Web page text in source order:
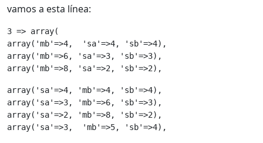
vamos a esta línea:
3 => array(
array('mb'=>4,  'sa'=>4, 'sb'=>4),
array('mb'=>6, 'sa'=>3, 'sb'=>3),
array('mb'=>8, 'sa'=>2, 'sb'=>2),
array('sa'=>4, 'mb'=>4, 'sb'=>4),
array('sa'=>3, 'mb'=>6, 'sb'=>3),
array('sa'=>2, 'mb'=>8, 'sb'=>2),
array('sa'=>3,  'mb'=>5, 'sb'=>4),